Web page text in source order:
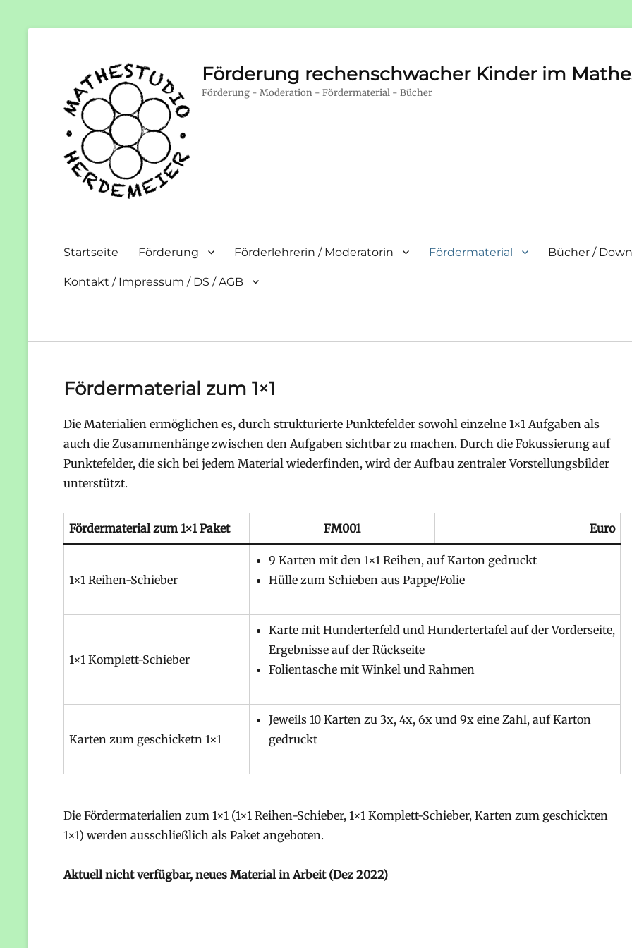
Förderung rechenschwacher Kinder im
Förderung - Moderation - Fördermaterial - Bücher
Primary
Startseite Förderung Förderlehrerin / Moderatorin Fördermaterial Bücher /
Kontakt / Impressum / DS / AGB
Fördermaterial zum 1×1
Die Materialien ermöglichen es, durch strukturierte Punktefelder sowohl einzelne 1×1 Aufgaben als
auch die Zusammenhänge zwischen den Aufgaben sichtbar zu machen. Durch die Fokussierung auf
Punktefelder, die sich bei jedem Material wiederfinden, wird der Aufbau zentraler Vorstellungsbilder
unterstützt.
Fördermaterial zum 1×1 Paket FM001 Euro
1×1 Reihen-Schieber
9 Karten mit den 1×1 Reihen, auf Karton gedruckt
Hülle zum Schieben aus Pappe/Folie
1×1 Komplett-Schieber
Karte mit Hunderterfeld und Hundertertafel auf der Vorderseite,
Ergebnisse auf der Rückseite
Folientasche mit Winkel und Rahmen
Karten zum geschicketn 1×1
Jeweils 10 Karten zu 3x, 4x, 6x und 9x eine Zahl, auf Karton
gedruckt
Die Fördermaterialien zum 1×1 (1×1 Reihen-Schieber, 1×1 Komplett-Schieber, Karten zum geschickten
1×1) werden ausschließlich als Paket angeboten.
Aktuell nicht verfügbar, neues Material in Arbeit (Dez 2022)